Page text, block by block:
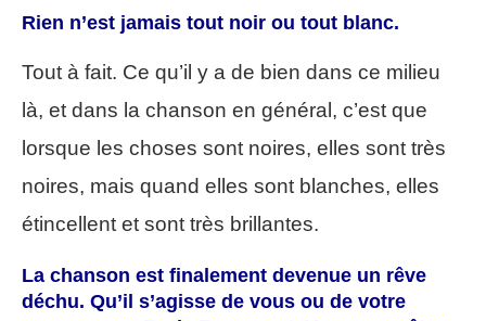
Rien n’est jamais tout noir ou tout blanc.
Tout à fait. Ce qu’il y a de bien dans ce milieu
là, et dans la chanson en général, c’est que
lorsque les choses sont noires, elles sont très
noires, mais quand elles sont blanches, elles
étincellent et sont très brillantes.
La chanson est finalement devenue un rêve
déchu. Qu’il s’agisse de vous ou de votre